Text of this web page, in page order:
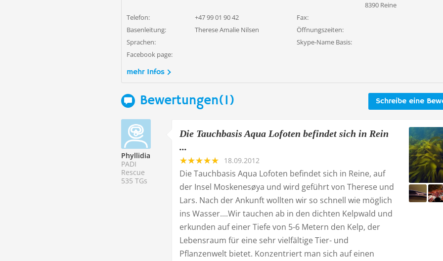
8390 Reine
Telefon:
+47 99 01 90 42
Fax:
Basenleitung:
Therese Amalie Nilsen
Öffnungszeiten:
Sprachen:
Skype-Name Basis:
Facebook page:
mehr Infos
Schreibe eine
Bewertungen(1)
Phyllidia
PADI
Rescue
535 TGs
Die Tauchbasis Aqua Lofoten befindet sich in Rein
...
18.09.2012
Die Tauchbasis Aqua Lofoten befindet sich in Reine, auf
der Insel Moskenesøya und wird geführt von Therese und
Lars. Nach der Ankunft wollten wir so schnell wie möglich
ins Wasser....Wir tauchen ab in den dichten Kelpwald und
erkunden auf einer Tiefe von 5-6 Metern den Kelp, der
Lebensraum für eine sehr vielfältige Tier- und
Pflanzenwelt bietet. Konzentriert man sich auf einen